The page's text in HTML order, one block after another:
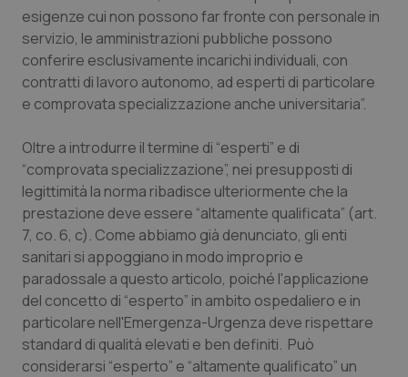
esigenze cui non possono far fronte con personale in
servizio, le amministrazioni pubbliche possono
conferire esclusivamente incarichi individuali, con
contratti di lavoro autonomo, ad esperti di particolare
e comprovata specializzazione anche universitaria”.
Oltre a introdurre il termine di “esperti” e di
“comprovata specializzazione”, nei presupposti di
legittimità la norma ribadisce ulteriormente che la
prestazione deve essere “altamente qualificata” (art.
7, co. 6, c). Come abbiamo già denunciato, gli enti
sanitari si appoggiano in modo improprio e
paradossale a questo articolo, poiché l'applicazione
del concetto di “esperto” in ambito ospedaliero e in
particolare nell'Emergenza-Urgenza deve rispettare
standard di qualità elevati e ben definiti. Può
considerarsi “esperto” e “altamente qualificato” un